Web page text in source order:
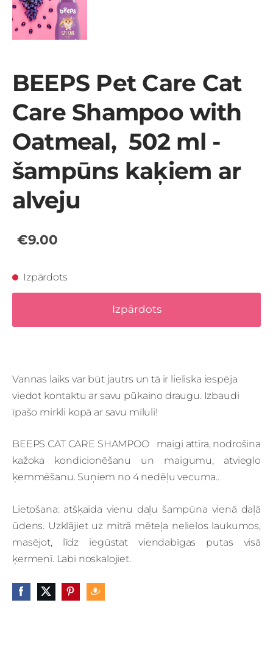
BEEPS Pet Care Cat
Care Shampoo with
Oatmeal, 502 ml -
šampūns kaķiem ar
alveju
€9.00
Izpārdots
Izpārdots
Vannas laiks var būt jautrs un tā ir lieliska iespēja
viedot kontaktu ar savu pūkaino draugu. Izbaudi
īpašo mirkli kopā ar savu mīluli!
BEEPS СAT CARE SHAMPOO maigi attīra, nodrošina
kažoka kondicionēšanu un maigumu, atvieglo
ķemmēšanu.Suņiem no 4 nedēļu vecuma..
Lietošana: atšķaida vienu daļu šampūna vienā daļā
ūdens. Uzklājiet uz mitrā mēteļa nelielos laukumos,
masējot, līdz iegūstat viendabīgas putas visā
ķermenī. Labi noskalojiet.